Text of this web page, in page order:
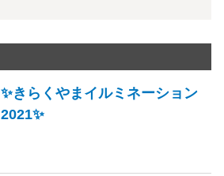
✨きらくやまイルミネーション
2021✨